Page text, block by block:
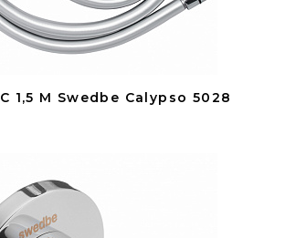
1,5 M Swedbe Calypso 5028